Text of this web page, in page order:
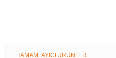
TAMAMLAYICI ÜRÜNLER